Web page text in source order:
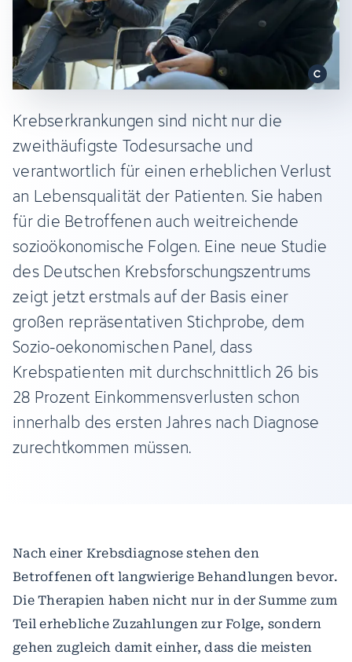
Krebserkrankungen sind nicht nur die
zweithäufigste Todesursache und
verantwortlich für einen erheblichen Verlust
an Lebensqualität der Patienten. Sie haben
für die Betroffenen auch weitreichende
sozioökonomische Folgen. Eine neue Studie
des Deutschen Krebsforschungszentrums
zeigt jetzt erstmals auf der Basis einer
großen repräsentativen Stichprobe, dem
Sozio-oekonomischen Panel, dass
Krebspatienten mit durchschnittlich 26 bis
28 Prozent Einkommensverlusten schon
innerhalb des ersten Jahres nach Diagnose
zurechtkommen müssen.
Nach einer Krebsdiagnose stehen den
Betroffenen oft langwierige Behandlungen bevor.
Die Therapien haben nicht nur in der Summe zum
Teil erhebliche Zuzahlungen zur Folge, sondern
gehen zugleich damit einher, dass die meisten